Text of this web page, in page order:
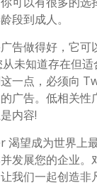
段到成人。
告做得好，它可
未知道存在但
一点，必须向
广告。低相关性
内容!
渴望成为世界上
发展您的企业。
我们一起创造非